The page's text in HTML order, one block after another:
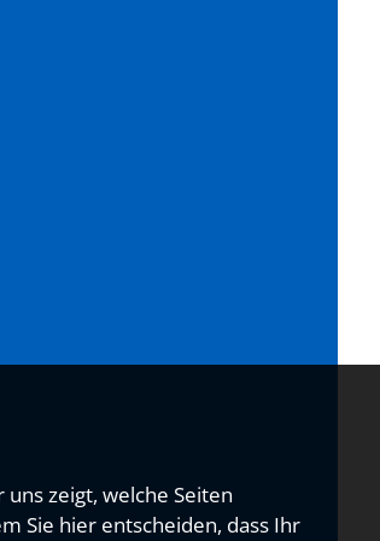
zeigt, welche Seiten
Sie hier entscheiden, dass Ihr